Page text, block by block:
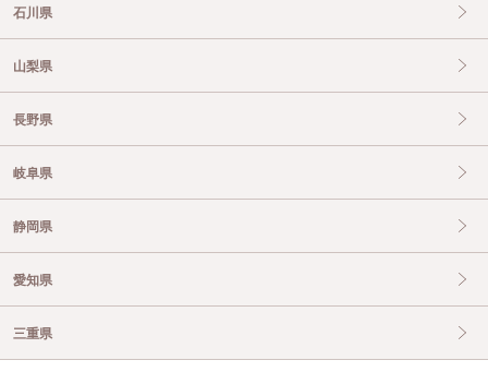
石川県
山梨県
長野県
岐阜県
静岡県
愛知県
三重県